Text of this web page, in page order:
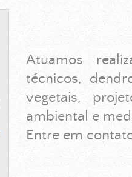
Atuamos
técnicos,
vegetais,
ambiental e
Entre em